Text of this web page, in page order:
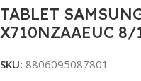
TABLET
X710NZAAEUC 8/
SKU: 8806095087801